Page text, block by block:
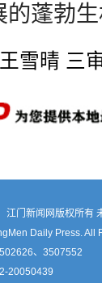
蓬勃
雪晴 三
江门新闻网版权所有
Daily Press. All
、3507552
20050439